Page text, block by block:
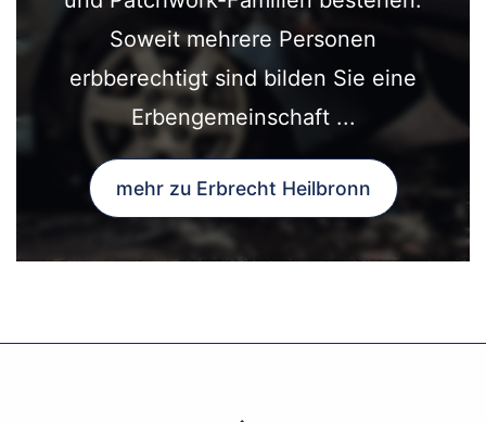
Soweit mehrere Personen
erbberechtigt sind bilden Sie eine
Erbengemeinschaft ...
mehr zu Erbrecht Heilbronn